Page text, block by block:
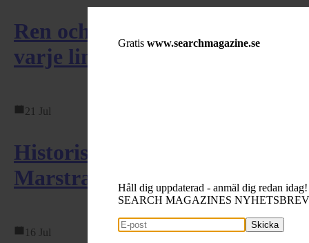
Ren och avskalad design där
varje linje har ett ...
21 Jul
Historiska tolvor samlas i
Marstrand för VM – ...
16 Jul
Gratis www.searchmagazine.se
Håll dig uppdaterad - anmäl dig redan idag!
SEARCH MAGAZINES NYHETSBREV
Skicka